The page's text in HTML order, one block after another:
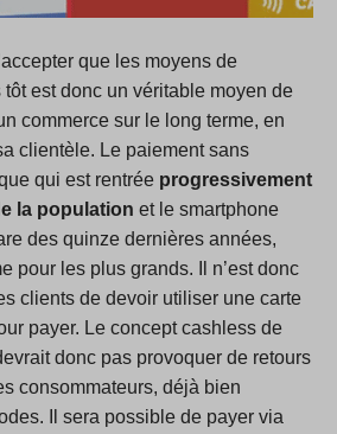
que les moyens de
est donc un véritable moyen de
commerce sur le long terme, en
clientèle. Le paiement sans
qui est rentrée progressivement
la population et le smartphone
des quinze dernières années,
pour les plus grands. Il n’est donc
clients de devoir utiliser une carte
payer. Le concept cashless de
donc pas provoquer de retours
consommateurs, déjà bien
Il sera possible de payer via